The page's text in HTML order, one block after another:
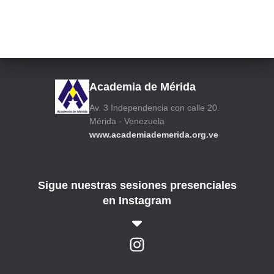
Academia de Mérida
Av. 3 Independencia con calle 20.
Mérida - Venezuela
www.academiademerida.org.ve
Sigue nuestras sesiones presenciales
en Instagram